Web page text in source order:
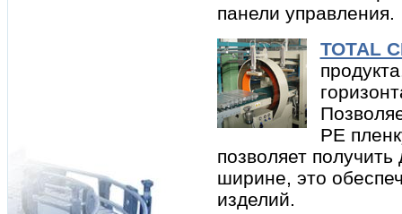
панели управления.
ТОТАL
РЕ
позволяет
ширине, это
изделий.